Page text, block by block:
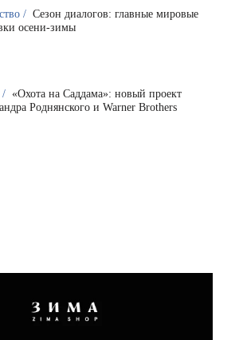
/ Сезон диалогов: главные мировые
осени-зимы
/ «Охота на Саддама»: новый проект
Роднянского и Warner Brothers